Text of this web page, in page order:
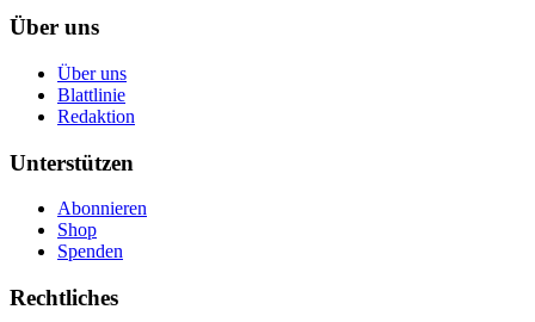
Über uns
Über uns
Blattlinie
Redaktion
Unterstützen
Abonnieren
Shop
Spenden
Rechtliches